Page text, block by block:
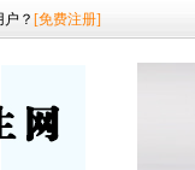
户？ [免费注册]